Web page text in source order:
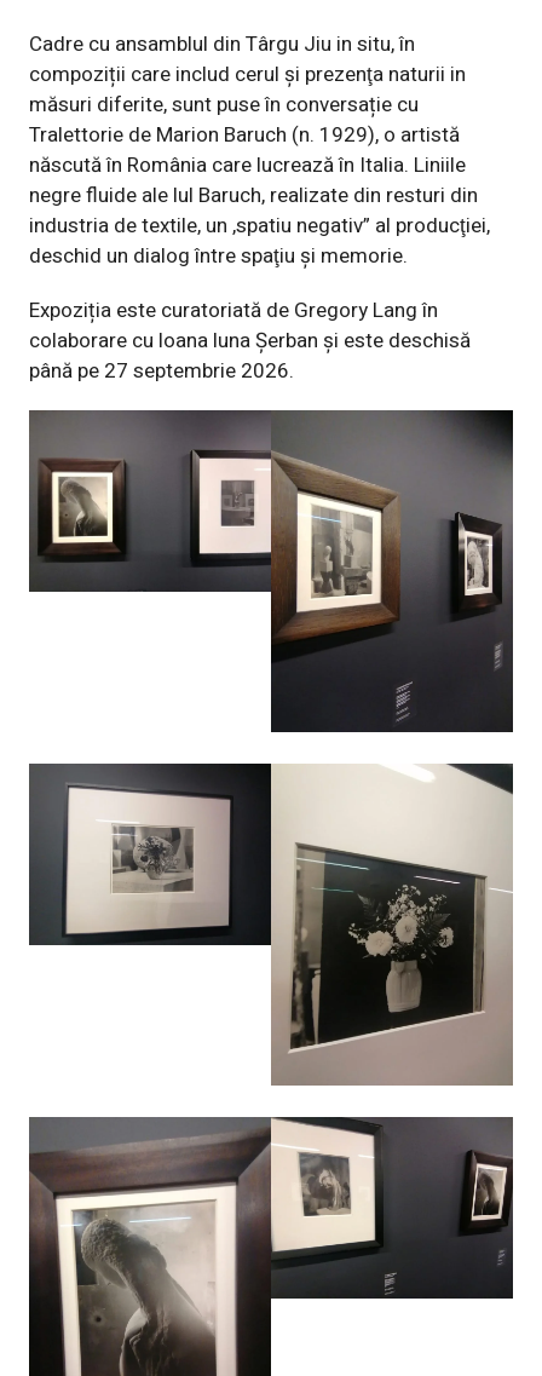
Cadre cu ansamblul din Târgu Jiu in situ, în
compoziții care includ cerul și prezenţa naturii in
măsuri diferite, sunt puse în conversație cu
Tralettorie de Marion Baruch (n. 1929), o artistă
născută în România care lucrează în Italia. Liniile
negre fluide ale lul Baruch, realizate din resturi din
industria de textile, un ,spatiu negativ” al producţiei,
deschid un dialog între spaţiu şi memorie.
Expoziția este curatoriată de Gregory Lang în
colaborare cu loana luna Șerban și este deschisă
până pe 27 septembrie 2026.